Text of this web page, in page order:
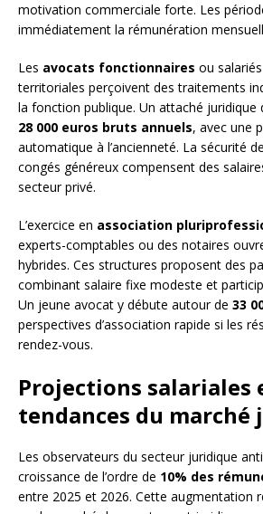
motivation commerciale forte. Les
immédiatement la rémunération
Les avocats fonctionnaires ou
territoriales perçoivent des traitements
la fonction publique. Un attaché juridique
28 000 euros bruts annuels, avec une
automatique à l’ancienneté. La sécurité
congés généreux compensent des
secteur privé.
L’exercice en association
experts-comptables ou des notaires
hybrides. Ces structures proposent des
combinant salaire fixe modeste et
Un jeune avocat y débute autour de 33
perspectives d’association rapide si les
rendez-vous.
Projections salariales
tendances du marché
Les observateurs du secteur juridique
croissance de l’ordre de 10% des
entre 2025 et 2026. Cette augmentation